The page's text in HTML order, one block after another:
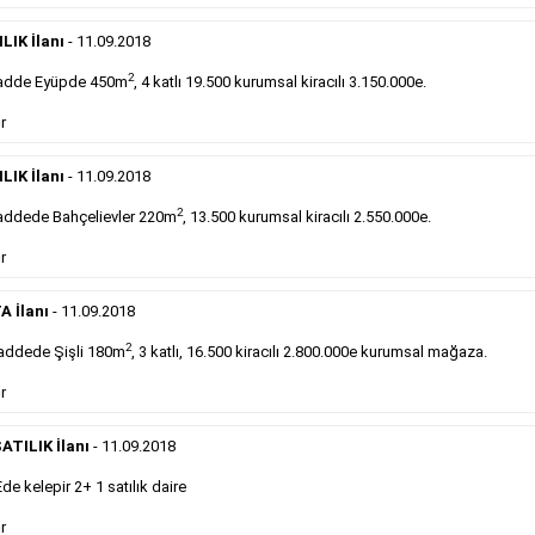
Devrenkiralık maltepede çayocağı....
Devamını Gör
takip ederek farklı ilan türleri hakkında detaylara ulaşabilir, ilan
Sarı sayfa ilanlar alım- satım, duyuru, mini reklam
İlanı - 11.09.2018
Eyüpde 450m2, 4 katlı 19.500 kurumsal kiracılı 3.150.000e.
İlanı - 11.09.2018
Bahçelievler 220m2, 13.500 kurumsal kiracılı 2.550.000e.
İlanı - 11.09.2018
Şişli 180m2, 3 katlı, 16.500 kiracılı 2.800.000e kurumsal mağaza.
İlanı - 11.09.2018
kelepir 2+ 1 satılık daire